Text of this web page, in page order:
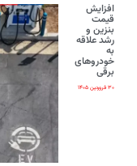
افزایش
قیمت
بنزین و
رشد علاقه
به
خودروهای
برقی
۳۰ فروردین ۱۴۰۵